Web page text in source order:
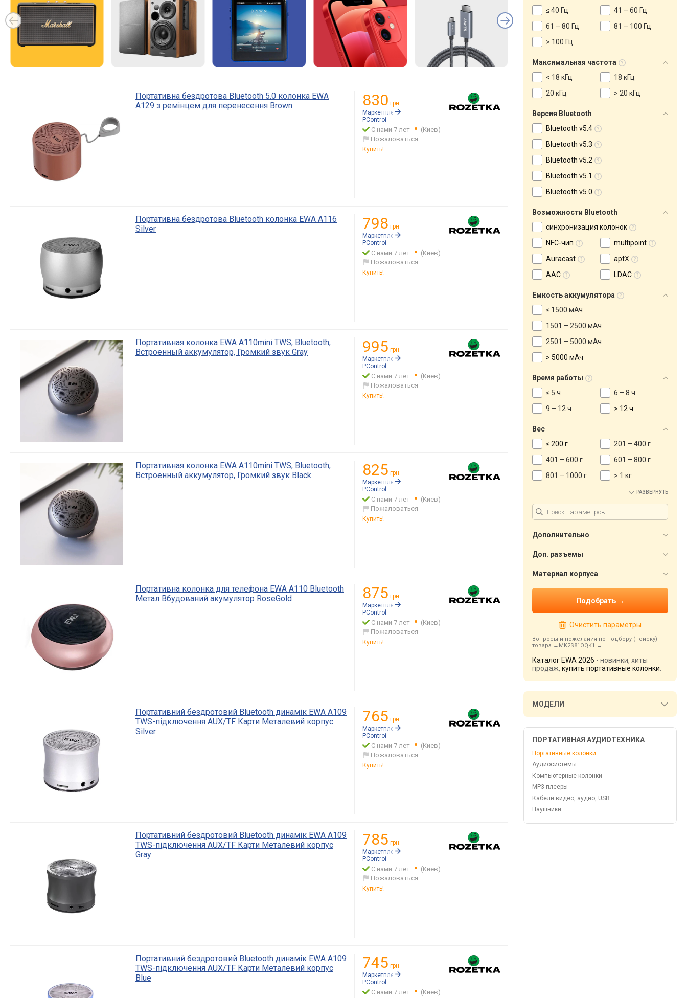
Портативна бездротова Bluetooth 5.0 колонка EWA
A129 з ремінцем для перенесення Brown
830 грн.
Маркетплейс:
PСontrol
С нами 7 лет
(Киев)
Пожаловаться
Купить!
Портативна бездротова Bluetooth колонка EWA A116
Silver
798 грн.
Маркетплейс:
PСontrol
С нами 7 лет
(Киев)
Пожаловаться
Купить!
Портативная колонка EWA A110mini TWS, Bluetooth,
Встроенный аккумулятор, Громкий звук Gray
995 грн.
Маркетплейс:
PСontrol
С нами 7 лет
(Киев)
Пожаловаться
Купить!
Портативная колонка EWA A110mini TWS, Bluetooth,
Встроенный аккумулятор, Громкий звук Black
825 грн.
Маркетплейс:
PСontrol
С нами 7 лет
(Киев)
Пожаловаться
Купить!
Портативна колонка для телефона EWA A110 Bluetooth
Метал Вбудований акумулятор RoseGold
875 грн.
Маркетплейс:
PСontrol
С нами 7 лет
(Киев)
Пожаловаться
Купить!
Портативний бездротовий Bluetooth динамік EWA A109
TWS-підключення AUX/TF Карти Металевий корпус
Silver
765 грн.
Маркетплейс:
PСontrol
С нами 7 лет
(Киев)
Пожаловаться
Купить!
Портативний бездротовий Bluetooth динамік EWA A109
TWS-підключення AUX/TF Карти Металевий корпус
Gray
785 грн.
Маркетплейс:
PСontrol
С нами 7 лет
(Киев)
Пожаловаться
Купить!
Портативний бездротовий Bluetooth динамік EWA A109
TWS-підключення AUX/TF Карти Металевий корпус
Blue
745 грн.
Маркетплейс:
PСontrol
С нами 7 лет
(Киев)
≤ 40 Гц
41 – 60 Гц
61 – 80 Гц
81 – 100 Гц
> 100 Гц
Максимальная частота
< 18 кГц
18 кГц
20 кГц
> 20 кГц
Версия Bluetooth
Bluetooth v5.4
Bluetooth v5.3
Bluetooth v5.2
Bluetooth v5.1
Bluetooth v5.0
Возможности Bluetooth
синхронизация колонок
NFC-чип
multipoint
Auracast
aptX
AAC
LDAC
Емкость аккумулятора
≤ 1500 мАч
1501 – 2500 мАч
2501 – 5000 мАч
> 5000 мАч
Время работы
≤ 5 ч
6 – 8 ч
9 – 12 ч
> 12 ч
Вес
≤ 200 г
201 – 400 г
401 – 600 г
601 – 800 г
801 – 1000 г
> 1 кг
РАЗВЕРНУТЬ
Дополнительно
Доп. разъемы
Материал корпуса
Очистить параметры
Вопросы и пожелания по подбору (поиску)
товара
MK2S81OQK1
Каталог EWA 2026 - новинки, хиты
продаж, купить портативные колонки
МОДЕЛИ
ПОРТАТИВНАЯ АУДИОТЕХНИКА
Портативные колонки
Аудиосистемы
Компьютерные колонки
MP3-плееры
Кабели видео, аудио, USB
Наушники